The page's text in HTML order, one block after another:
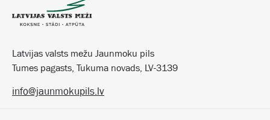
Latvijas valsts mežu Jaunmoku pils
Tumes pagasts, Tukuma novads, LV-3139
info@jaunmokupils.lv